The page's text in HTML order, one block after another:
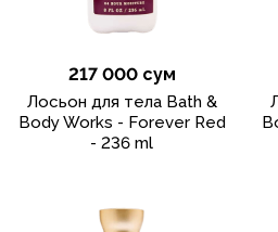
217 000 сум
Лосьон для тела Bath &
Body Works - Forever Red
- 236 ml